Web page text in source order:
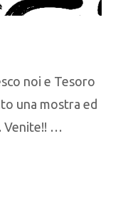
noi e Tesoro
una mostra ed
Venite!! …